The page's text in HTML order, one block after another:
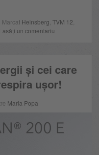
| Marcat Heinsberg TVM 12
Lasăți un comentariu
și cei care
ușor!
Maria Popa